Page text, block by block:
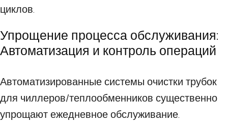
циклов.
Упрощение процесса обслуживания:
Автоматизация и контроль операций
Автоматизированные системы очистки трубок
для чиллеров/теплообменников существенно
упрощают ежедневное обслуживание.